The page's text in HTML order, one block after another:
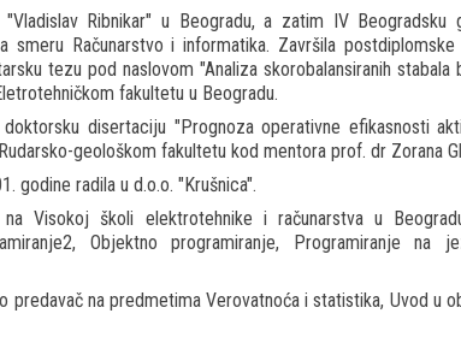
"Vladislav Ribnikar" u Beogradu, a zatim IV Beogradsku
smeru Računarstvo i informatika. Završila
tezu pod naslovom "Analiza skorobalansiranih
fakultetu u Beogradu.
disertaciju "Prognoza operativne efikasnosti
geološkom fakultetu kod mentora prof. dr Zorana
godine radila u d.o.o. "Krušnica".
Visokoj školi elektrotehnike i računarstva u
Objektno programiranje, Programiranje na
predavač na predmetima Verovatnoća i statistika, Uvod u